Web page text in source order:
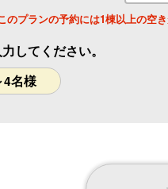
定員 Wi-Fi・
備
～7名様
5名定員 露天
バス・トイレ
のプランの予約には1棟以上の空
してください。
4名様